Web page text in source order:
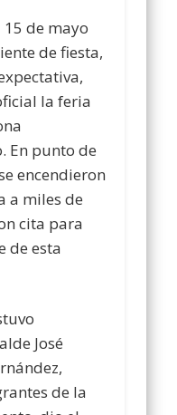
de mayo
de fiesta,
la feria
En punto de
encendieron
a miles de
cita para
de esta
José
de la